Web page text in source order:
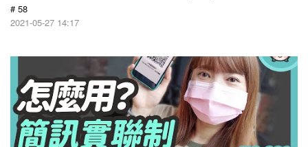
# 58
2021-05-27 14:17